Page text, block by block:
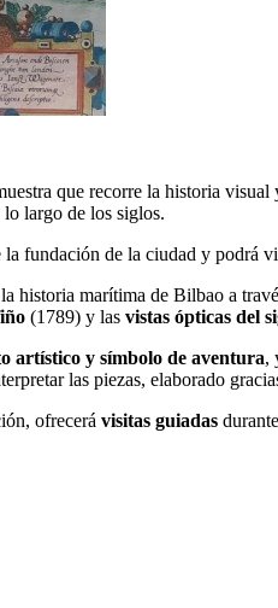
que recorre la historia visual
largo de los siglos.
la fundación de la ciudad y podrá
marítima de Bilbao a
(1789) y las vistas ópticas del
artístico y símbolo de aventura,
las piezas, elaborado
ofrecerá visitas guiadas